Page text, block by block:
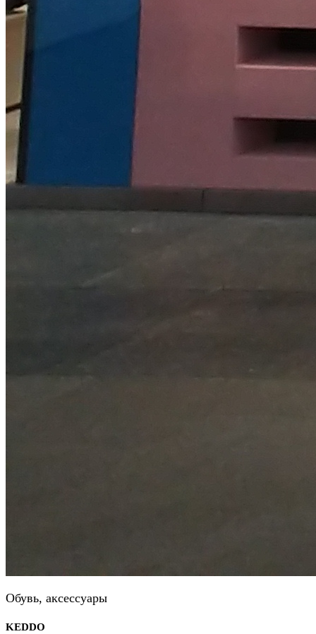
Обувь, аксессуары
KEDDO